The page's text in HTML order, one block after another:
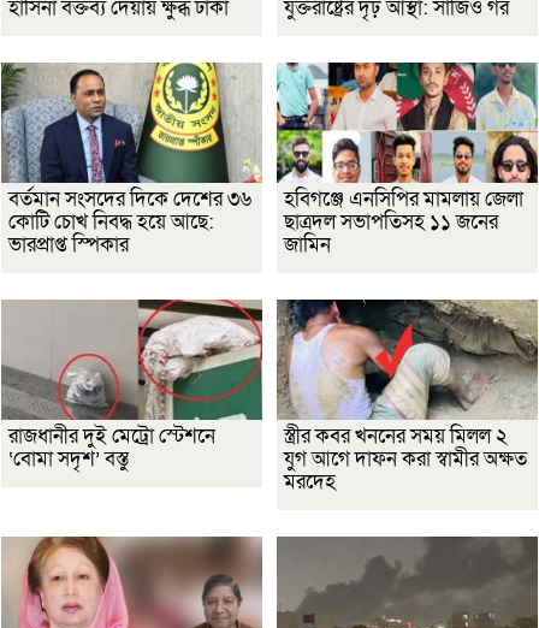
হাসিনা বক্তব্য দেয়ায় ক্ষুব্ধ ঢাকা
যুক্তরাষ্ট্রের দৃঢ় আস্থা: সার্জিও গর
বর্তমান সংসদের দিকে দেশের ৩৬
কোটি চোখ নিবদ্ধ হয়ে আছে:
ভারপ্রাপ্ত স্পিকার
হবিগঞ্জে এনসিপির মামলায় জেলা
ছাত্রদল সভাপতিসহ ১১ জনের
জামিন
রাজধানীর দুই মেট্রো স্টেশনে
‘বোমা সদৃশ’ বস্তু
স্ত্রীর কবর খননের সময় মিলল ২
যুগ আগে দাফন করা স্বামীর অক্ষত
মরদেহ